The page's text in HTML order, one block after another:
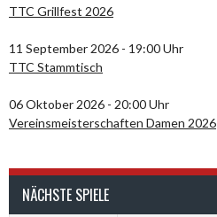
TTC Grillfest 2026
11 September 2026 - 19:00 Uhr
TTC Stammtisch
06 Oktober 2026 - 20:00 Uhr
Vereinsmeisterschaften Damen 2026
NÄCHSTE SPIELE